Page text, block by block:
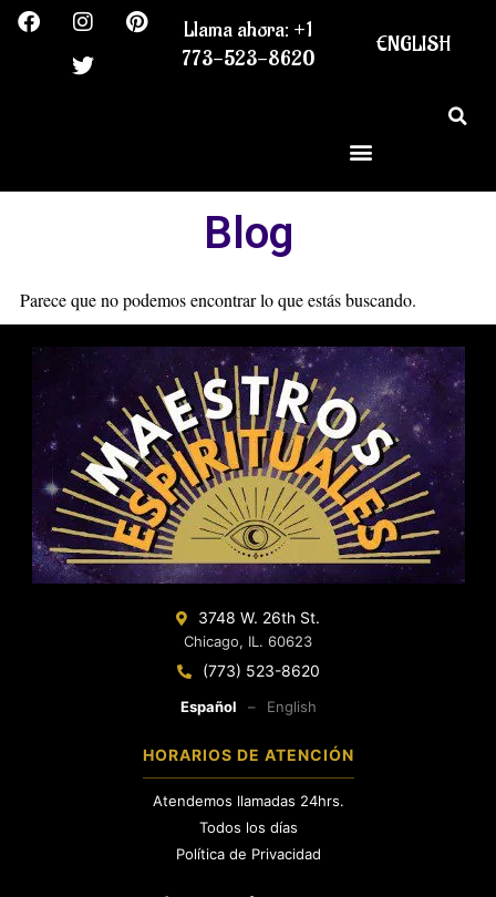
contenido
F
a
I
n
s
t
m
P
i
t
T
w
i
t
Llama ahora: +1
773-523-8620
ENGLISH
Blog
Parece que no podemos encontrar lo que estás buscando.
3748 W. 26th St.
Chicago, IL. 60623
(773) 523-8620
Español – English
HORARIOS DE ATENCIÓN
Atendemos llamadas 24hrs.
Todos los días
Política de Privacidad